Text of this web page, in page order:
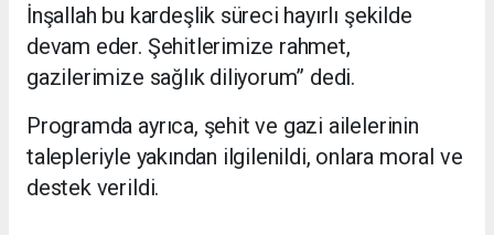
İnşallah bu kardeşlik süreci hayırlı şekilde
devam eder. Şehitlerimize rahmet,
gazilerimize sağlık diliyorum” dedi.
Programda ayrıca, şehit ve gazi ailelerinin
talepleriyle yakından ilgilenildi, onlara moral ve
destek verildi.